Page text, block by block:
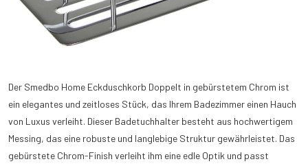
Der Smedbo Home Eckduschkorb Doppelt in gebürstetem Chrom ist
ein elegantes und zeitloses Stück, das Ihrem Badezimmer einen Hauch
von Luxus verleiht. Dieser Badetuchhalter besteht aus hochwertigem
Messing, das eine robuste und langlebige Struktur gewährleistet. Das
gebürstete Chrom-Finish verleiht ihm eine edle Optik und passt